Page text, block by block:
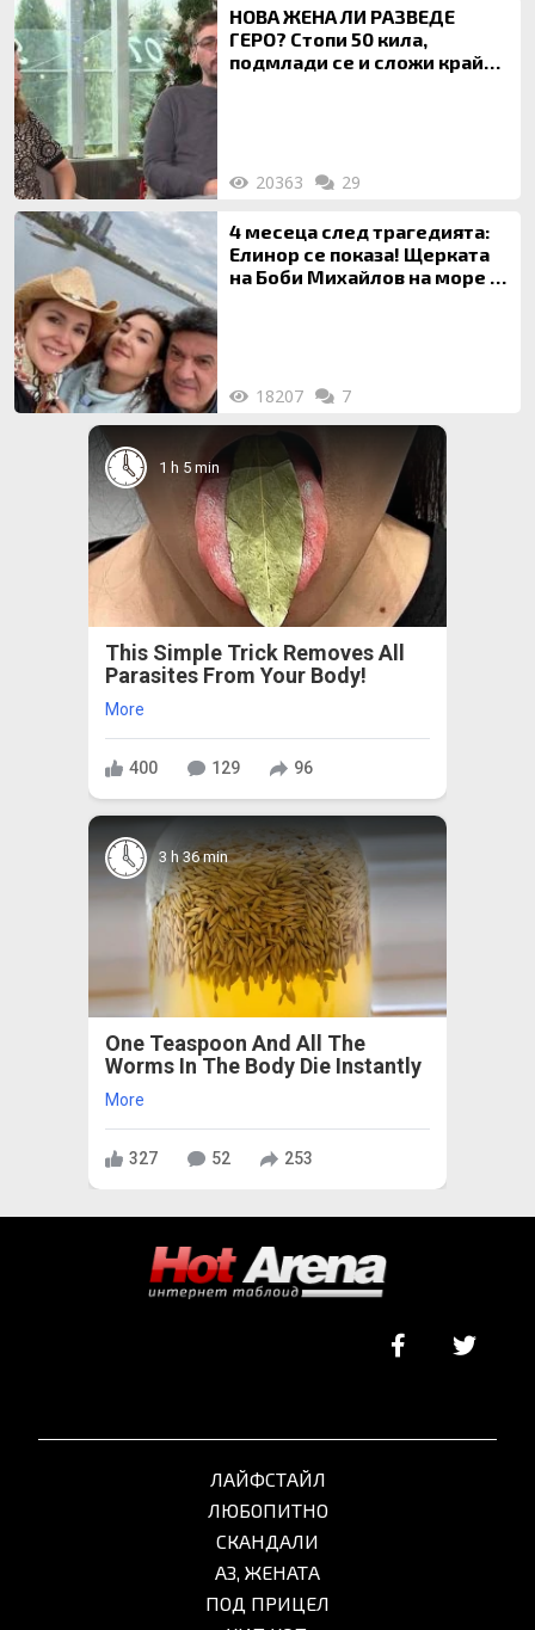
НОВА ЖЕНА ЛИ РАЗВЕДЕ
ГЕРО? Стопи 50 кила,
подмлади се и сложи край
20363 29
4 месеца след трагедията:
Елинор се показа! Щерката
на Боби Михайлов на море с
18207 7
1 h 5 min
This Simple Trick Removes All
Parasites From Your Body!
More
400 129 96
3 h 36 min
One Teaspoon And All The
Worms In The Body Die Instantly
More
327 52 253
ЛАЙФСТАЙЛ
ЛЮБОПИТНО
СКАНДАЛИ
АЗ, ЖЕНАТА
ПОД ПРИЦЕЛ